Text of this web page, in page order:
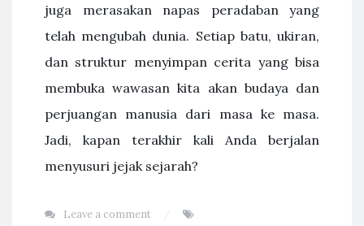
juga merasakan napas peradaban yang
telah mengubah dunia. Setiap batu, ukiran,
dan struktur menyimpan cerita yang bisa
membuka wawasan kita akan budaya dan
perjuangan manusia dari masa ke masa.
Jadi, kapan terakhir kali Anda berjalan
menyusuri jejak sejarah?
Leave a comment